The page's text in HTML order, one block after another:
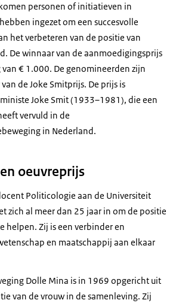
personen of initiatieven in
ingezet om een succesvolle
het verbeteren van de positie van
De winnaar van de aanmoedigingsprijs
€ 1.000. De genomineerden zijn
de Joke Smitprijs. De prijs is
Joke Smit (1933–1981), die een
vervuld in de
in Nederland.
oeuvreprijs
Politicologie aan de Universiteit
zich al meer dan 25 jaar in om de positie
helpen. Zij is een verbinder en
en maatschappij aan elkaar
Dolle Mina is in 1969 opgericht uit
van de vrouw in de samenleving. Zij